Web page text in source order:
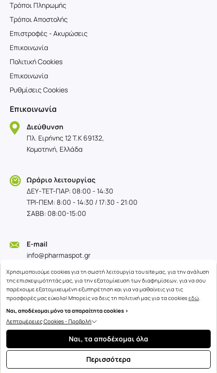
Τρόποι Πληρωμής
Τρόποι Αποστολής
Επιστροφές - Ακυρώσεις
Επικοινωνία
Πολιτική Cookies
Επικοινωνία
Ρυθμίσεις Cookies
Επικοινωνία
Διεύθυνση
Πλ. Ειρήνης 12 T.K 69132,
Κομοτηνή, Ελλάδα
Ωράριο λειτουργίας
ΔΕΥ-TET-ΠΑΡ: 08:00 - 14:30
ΤΡΙ-ΠΕΜ: 8:00 - 14:30 / 17:30 - 21:00
ΣΑΒΒ: 08:00-15:00
E-mail
info@pharmaspot.gr
Copyright © 2026
Χρησιμοποιούμε cookies για τη σωστή λειτουργία του site μας, για την ανάλυση
της επισκεψιμότητάς μας, για την εξατομίκευση των διαφημίσεων, για να σου
παρέχουμε εξατομικευμένη εξυπηρέτηση και για να μαθαίνεις για τις
προσφορές μας εύκολα! Μπορείς να δεις τη πολιτική μας για τα cookiesεδώ.
Ναι, αποδέχομαι μόνο τα απαραίτητα cookies >
Λεπτομέρειες Cookies - Προβολή
Ναι, τα αποδέχομαι όλα
Περισσότερα